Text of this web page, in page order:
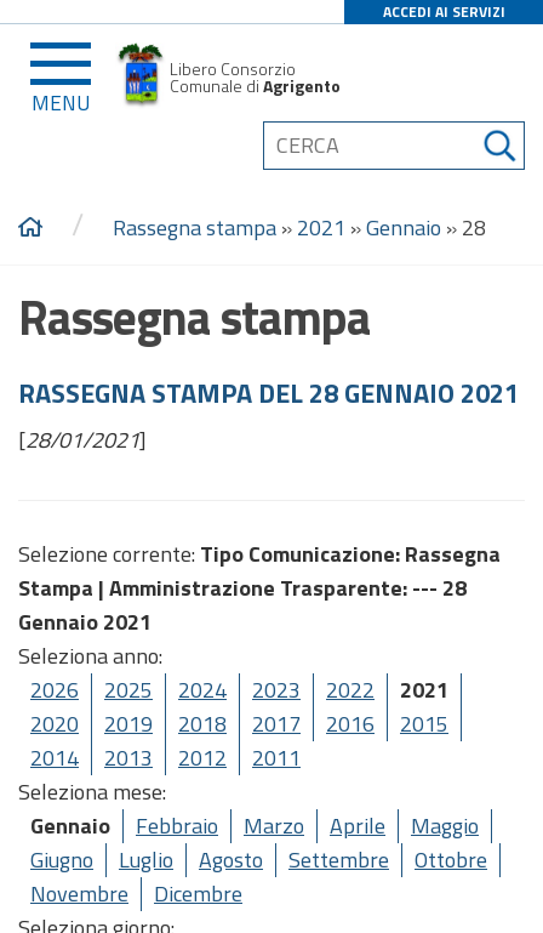
ACCEDI AI SERVIZI
MENU
Libero Consorzio
Comunale diAgrigento
/ Rassegna stampa»2021 »Gennaio »28
Rassegna stampa
RASSEGNA STAMPA DEL 28 GENNAIO 2021
[28/01/2021]
Selezione corrente: Tipo Comunicazione: Rassegna
Stampa |Amministrazione Trasparente: --- 28
Gennaio 2021
Seleziona anno:
2026
2025 2024 2023 2022
2021
2020
2019 2018 2017 2016
2015
2014
2013 2012
2011
Seleziona mese:
Gennaio
Febbraio Marzo Aprile
Maggio
Giugno
Luglio Agosto Settembre
Ottobre
Novembre
Dicembre